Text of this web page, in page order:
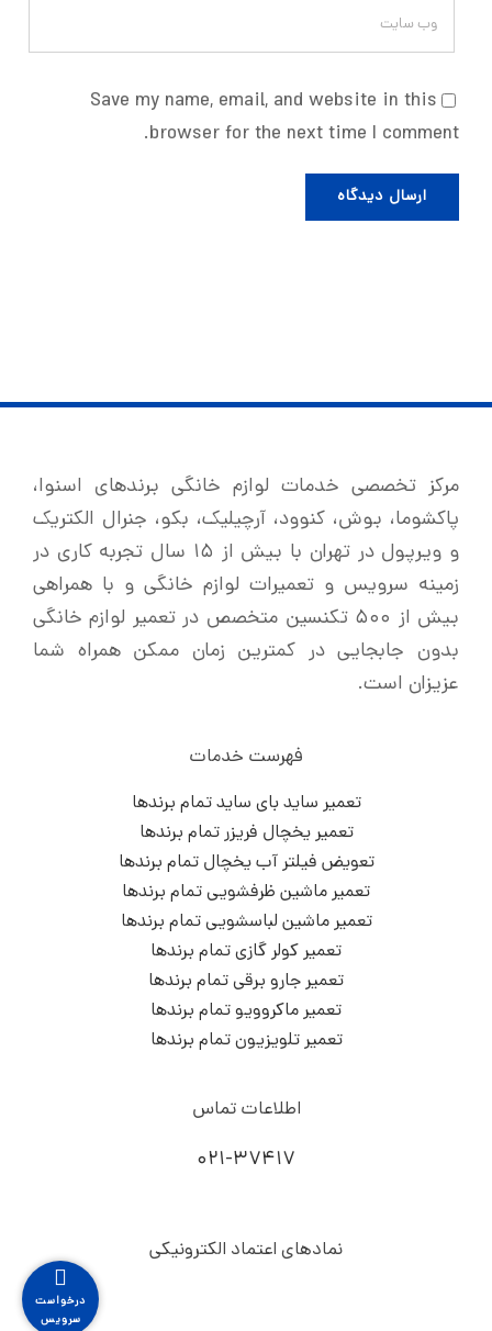
Save my name, email, and website in this
browser for the next time I comment.
مرکز تخصصی خدمات لوازم خانگی برندهای اسنوا،
پاکشوما، بوش، کنوود، آرچیلیک، بکو، جنرال الکتریک
و ویرپول در تهران با بیش از ۱۵ سال تجربه کاری در
زمینه سرویس و تعمیرات لوازم خانگی و با همراهی
بیش از ۵۰۰ تکنسین متخصص در تعمیر لوازم خانگی
بدون جابجایی در کمترین زمان ممکن همراه شما
عزیزان است.
درخواست
سرویس
فهرست خدمات
تعمیر ساید بای ساید تمام برندها
تعمیر یخچال فریزر تمام برندها
تعویض فیلتر آب یخچال تمام برندها
تعمیر ماشین ظرفشویی تمام برندها
تعمیر ماشین لباسشویی تمام برندها
تعمیر کولر گازی تمام برندها
تعمیر جارو برقی تمام برندها
تعمیر ماکروویو تمام برندها
تعمیر تلویزیون تمام برندها
اطلاعات تماس
۰۲۱-۳۷۴۱۷
نمادهای اعتماد الکترونیکی